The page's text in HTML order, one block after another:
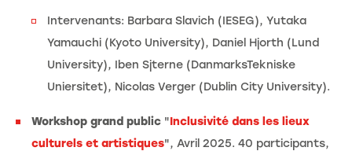
Intervenants: Barbara Slavich (IESEG), Yutaka
Yamauchi (Kyoto University), Daniel Hjorth (Lund
University), Iben Sjterne (DanmarksTekniske
Uniersitet), Nicolas Verger (Dublin City University).
Workshop grand public "Inclusivité dans les lieux
culturels et artistiques", Avril 2025. 40 participants,